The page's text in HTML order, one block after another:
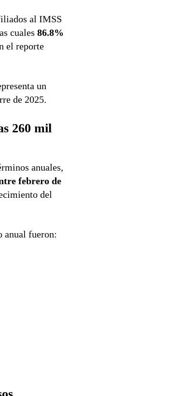
al IMSS
cuales86.8%
el reporte
un
de 2025.
260 mil
anuales,
febrero de
del
anual fueron: